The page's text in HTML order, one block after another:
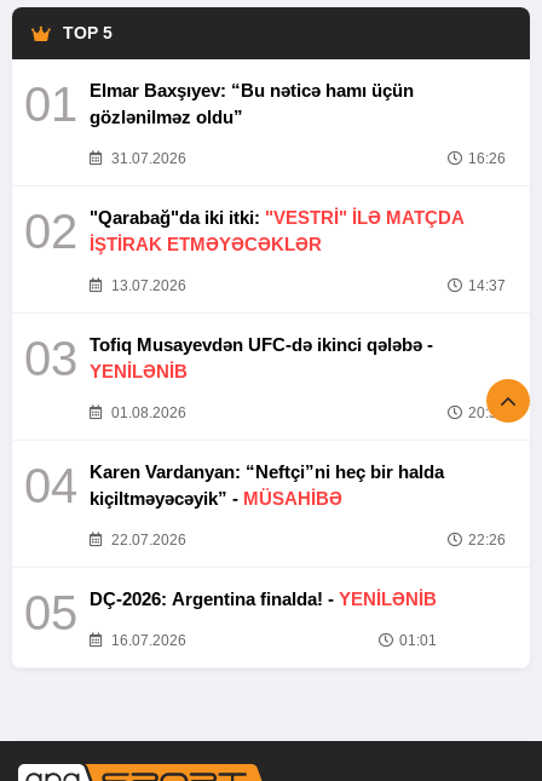
TOP 5
01
Elmar Baxşıyev: “Bu nəticə hamı üçün
gözlənilməz oldu”
31.07.2026 16:26
02 "Qarabağ"da iki itki: "VESTRİ" İLƏ MATÇDA
İŞTİRAK ETMƏYƏCƏKLƏR
13.07.2026 14:37
03
Tofiq Musayevdən UFC-də ikinci qələbə -
YENİLƏNİB
01.08.2026 20:52
04
Karen Vardanyan: “Neftçi”ni heç bir halda
kiçiltməyəcəyik” - MÜSAHİBƏ
22.07.2026 22:26
05 DÇ-2026: Argentina finalda! - YENİLƏNİB
16.07.2026 01:01